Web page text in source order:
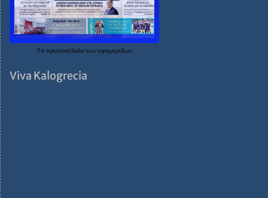
Τα πρωτοσέλιδα των εφημερίδων
Viva Kalogrecia